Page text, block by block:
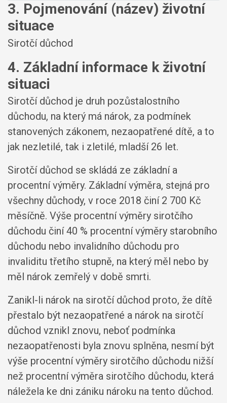
3. Pojmenování (název) životní
situace
Sirotčí důchod
4. Základní informace k životní
situaci
Sirotčí důchod je druh pozůstalostního
důchodu, na který má nárok, za podmínek
stanovených zákonem, nezaopatřené dítě, a to
jak nezletilé, tak i zletilé, mladší 26 let.
Sirotčí důchod se skládá ze základní a
procentní výměry. Základní výměra, stejná pro
všechny důchody, v roce 2018 činí 2 700 Kč
měsíčně. Výše procentní výměry sirotčího
důchodu činí 40 % procentní výměry starobního
důchodu nebo invalidního důchodu pro
invaliditu třetího stupně, na který měl nebo by
měl nárok zemřelý v době smrti.
Zanikl-li nárok na sirotčí důchod proto, že dítě
přestalo být nezaopatřené a nárok na sirotčí
důchod vznikl znovu, neboť podmínka
nezaopatřenosti byla znovu splněna, nesmí být
výše procentní výměry sirotčího důchodu nižší
než procentní výměra sirotčího důchodu, která
náležela ke dni zániku nároku na tento důchod.